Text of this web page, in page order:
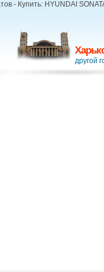
- Купить: HYUNDAI
другой